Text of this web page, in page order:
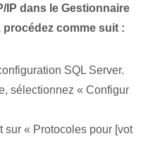
IP dans le Gestionnaire
comme suit :
SQL Server.
sélectionnez « Configur
« Protocoles pour [vot